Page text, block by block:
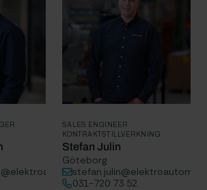
SALES ENGINEER
KONTRAKTSTILLVERKNING
Stefan Julin
Göteborg
031-720 73 52